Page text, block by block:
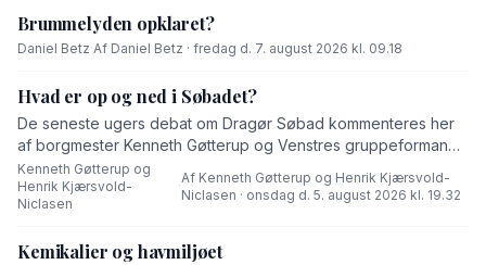
Brummelyden opklaret?
Daniel Betz·Af Daniel Betz · fredag d. 7. august 2026 kl. 09.18
Hvad er op og ned i Søbadet?
De seneste ugers debat om Dragør Søbad kommenteres her
af borgmester Kenneth Gøtterup og Venstres gruppeformand
Henrik Kjærsvold-Niclasen.
Kenneth Gøtterup og
Henrik Kjærsvold-
Niclasen
·
Af Kenneth Gøtterup og Henrik Kjærsvold-
Niclasen · onsdag d. 5. august 2026 kl. 19.32
Kemikalier og havmiljøet